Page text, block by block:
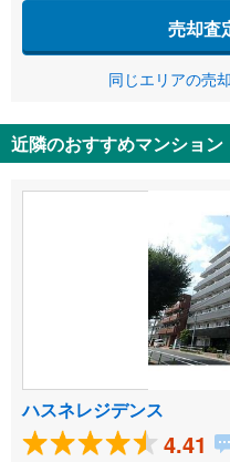
売却査
同じエリアの売
近隣のおすすめマンション
ハスネレジデンス
4.41